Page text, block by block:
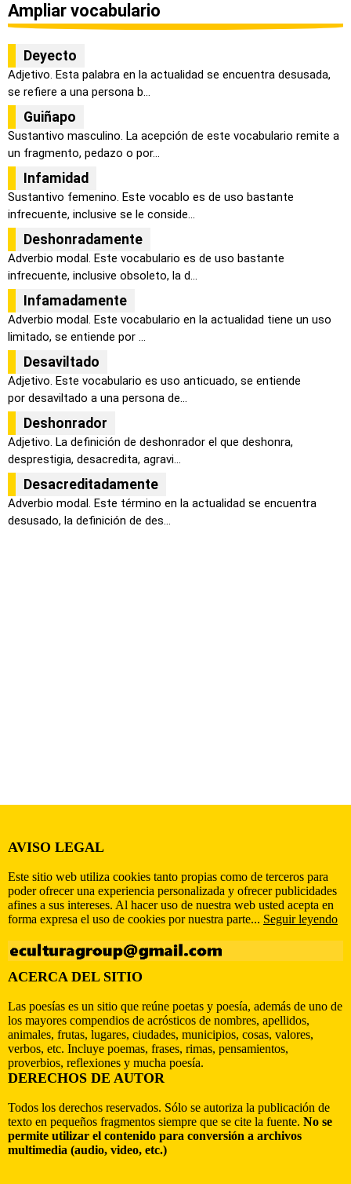
Ampliar vocabulario
Deyecto
Adjetivo. Esta palabra en la actualidad se encuentra desusada,
se refiere a una persona b...
Guiñapo
Sustantivo masculino. La acepción de este vocabulario remite a
un fragmento, pedazo o por...
Infamidad
Sustantivo femenino. Este vocablo es de uso bastante
infrecuente, inclusive se le conside...
Deshonradamente
Adverbio modal. Este vocabulario es de uso bastante
infrecuente, inclusive obsoleto, la d...
Infamadamente
Adverbio modal. Este vocabulario en la actualidad tiene un uso
limitado, se entiende por ...
Desaviltado
Adjetivo. Este vocabulario es uso anticuado, se entiende
por desaviltado a una persona de...
Deshonrador
Adjetivo. La definición de deshonrador el que deshonra,
desprestigia, desacredita, agravi...
Desacreditadamente
Adverbio modal. Este término en la actualidad se encuentra
desusado, la definición de des...
AVISO LEGAL
Este sitio web utiliza cookies tanto propias como de terceros para
poder ofrecer una experiencia personalizada y ofrecer publicidades
afines a sus intereses. Al hacer uso de nuestra web usted acepta en
forma expresa el uso de cookies por nuestra parte... Seguir leyendo
ACERCA DEL SITIO
Las poesías es un sitio que reúne poetas y poesía, además de uno de
los mayores compendios de acrósticos de nombres, apellidos,
animales, frutas, lugares, ciudades, municipios, cosas, valores,
verbos, etc. Incluye poemas, frases, rimas, pensamientos,
proverbios, reflexiones y mucha poesía.
DERECHOS DE AUTOR
Todos los derechos reservados. Sólo se autoriza la publicación de
texto en pequeños fragmentos siempre que se cite la fuente. No se
permite utilizar el contenido para conversión a archivos
multimedia (audio, video, etc.)